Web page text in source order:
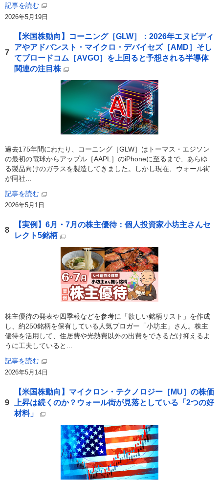
記事を読む
2026年5月19日
7
【米国株動向】コーニング［GLW］：2026年エヌビディ
アやアドバンスト・マイクロ・デバイセズ［AMD］そし
てブロードコム［AVGO］を上回ると予想される半導体
関連の注目株
過去175年間にわたり、コーニング［GLW］はトーマス・エジソン
の最初の電球からアップル［AAPL］のiPhoneに至るまで、あらゆ
る製品向けのガラスを製造してきました。しかし現在、ウォール街
が同社...
記事を読む
2026年5月1日
8
【実例】6月・7月の株主優待：個人投資家小坊主さんセ
レクト5銘柄
株主優待の発表や四季報などを参考に「欲しい銘柄リスト」を作成
し、約250銘柄を保有している人気ブロガー「小坊主」さん。株主
優待を活用して、住居費や光熱費以外の出費をできるだけ抑えるよ
うに工夫していると...
記事を読む
2026年5月14日
9
【米国株動向】マイクロン・テクノロジー［MU］の株価
上昇は続くのか？ウォール街が見落としている「2つの好
材料」